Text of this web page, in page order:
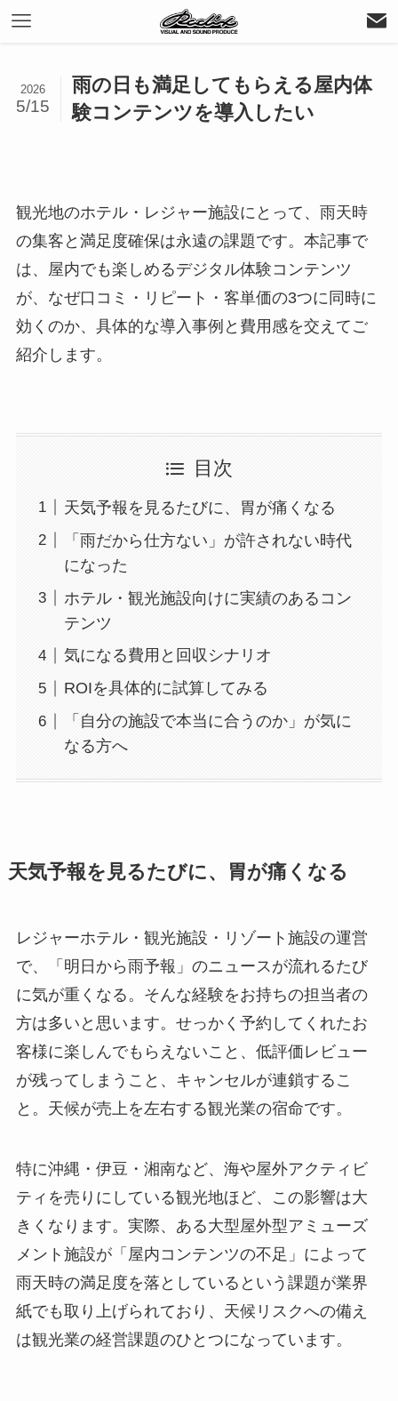
雨の日も満足してもらえる屋内体
験コンテンツを導入したい
2026
5/15
観光地のホテル・レジャー施設にとって、雨天時
の集客と満足度確保は永遠の課題です。本記事で
は、屋内でも楽しめるデジタル体験コンテンツ
が、なぜ口コミ・リピート・客単価の3つに同時に
効くのか、具体的な導入事例と費用感を交えてご
紹介します。
目次
天気予報を見るたびに、胃が痛くなる
「雨だから仕方ない」が許されない時代
になった
ホテル・観光施設向けに実績のあるコン
テンツ
気になる費用と回収シナリオ
ROIを具体的に試算してみる
「自分の施設で本当に合うのか」が気に
なる方へ
天気予報を見るたびに、胃が痛くなる
レジャーホテル・観光施設・リゾート施設の運営
で、「明日から雨予報」のニュースが流れるたび
に気が重くなる。そんな経験をお持ちの担当者の
方は多いと思います。せっかく予約してくれたお
客様に楽しんでもらえないこと、低評価レビュー
が残ってしまうこと、キャンセルが連鎖するこ
と。天候が売上を左右する観光業の宿命です。
特に沖縄・伊豆・湘南など、海や屋外アクティビ
ティを売りにしている観光地ほど、この影響は大
きくなります。実際、ある大型屋外型アミューズ
メント施設が「屋内コンテンツの不足」によって
雨天時の満足度を落としているという課題が業界
紙でも取り上げられており、天候リスクへの備え
は観光業の経営課題のひとつになっています。